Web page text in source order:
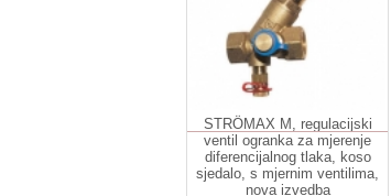
STRÖMAX M, regulacijski
ventil ogranka za mjerenje
diferencijalnog tlaka, koso
sjedalo, s mjernim ventilima,
nova izvedba